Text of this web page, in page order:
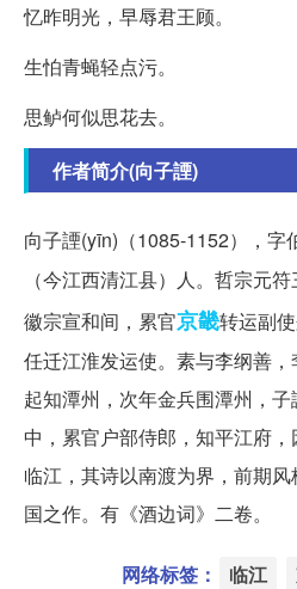
忆昨明光，早辱君王顾。
生怕青蝇轻点污。
思鲈何似思花去。
作者简介(向子諲)
向子諲(yīn)（1085-1152），字
（今江西清江县）人。哲宗元
徽宗宣和间，累官京畿转运副
任迁江淮发运使。素与李纲善，
起知潭州，次年金兵围潭州，
中，累官户部侍郎，知平江府
临江，其诗以南渡为界，前期
国之作。有《酒边词》二卷。
网络标签： 临江